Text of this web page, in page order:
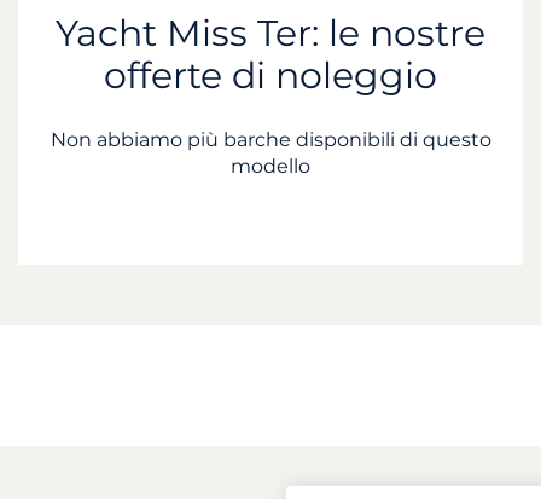
Yacht Miss Ter: le nostre
offerte di noleggio
Non abbiamo più barche disponibili di questo
modello